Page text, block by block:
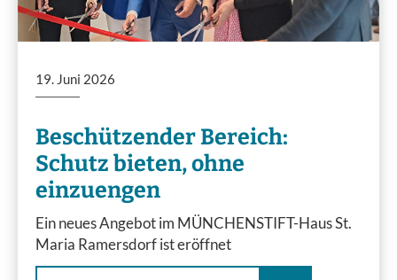
19. Juni 2026
Beschützender Bereich:
Schutz bieten, ohne
einzuengen
Ein neues Angebot im MÜNCHENSTIFT-Haus St.
Maria Ramersdorf ist eröffnet